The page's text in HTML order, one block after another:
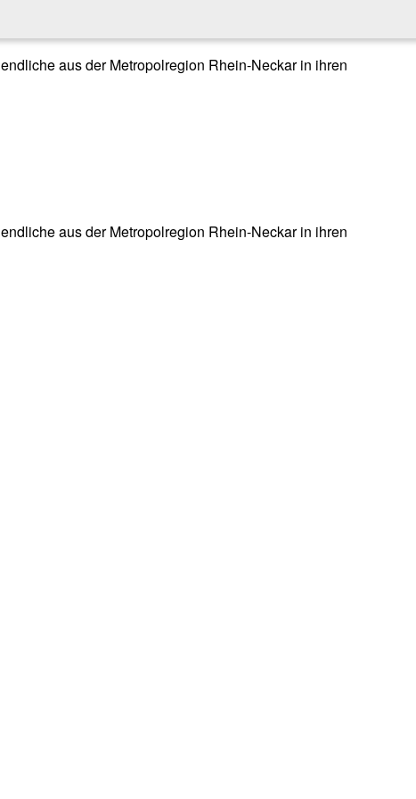
aus der Metropolregion Rhein-Neckar in ihren
aus der Metropolregion Rhein-Neckar in ihren